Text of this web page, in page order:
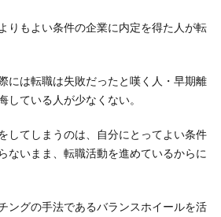
りもよい条件の企業に内定を得た人が転
には転職は失敗だったと嘆く人・早期離
している人が少なくない。
してしまうのは、自分にとってよい条件
ないまま、転職活動を進めているからに
ングの手法であるバランスホイールを活